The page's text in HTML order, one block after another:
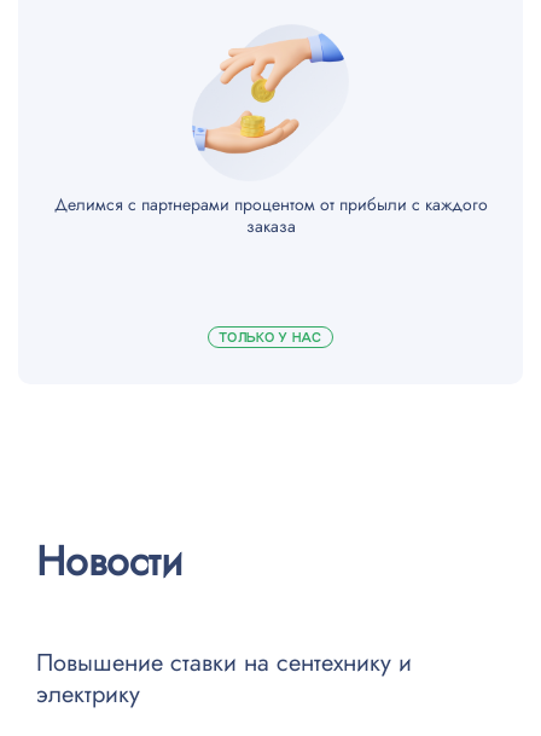
Делимся с партнерами процентом от прибыли с каждого
заказа
ТОЛЬКО У НАС
Новости
Повышение ставки на сентехнику и
электрику